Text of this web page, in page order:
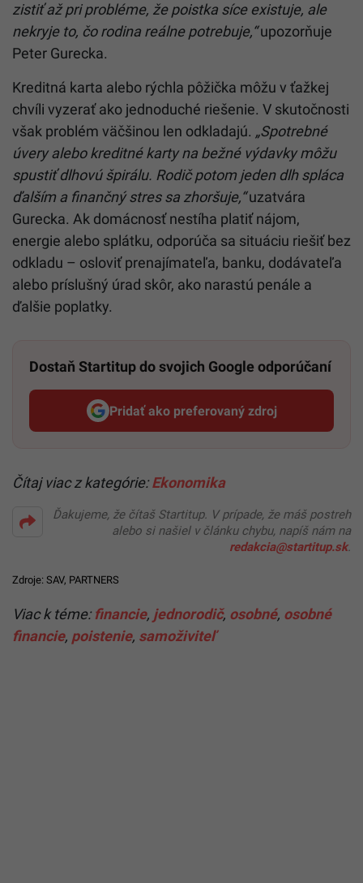
zistiť až pri probléme, že poistka síce existuje, ale
nekryje to, čo rodina reálne potrebuje,“upozorňuje
Peter Gurecka.
Kreditná karta alebo rýchla pôžička môžu v ťažkej
chvíli vyzerať ako jednoduché riešenie. V skutočnosti
však problém väčšinou len odkladajú. „Spotrebné
úvery alebo kreditné karty na bežné výdavky môžu
spustiť dlhovú špirálu. Rodič potom jeden dlh spláca
ďalším a finančný stres sa zhoršuje,“uzatvára
Gurecka. Ak domácnosť nestíha platiť nájom,
energie alebo splátku, odporúča sa situáciu riešiť bez
odkladu – osloviť prenajímateľa, banku, dodávateľa
alebo príslušný úrad skôr, ako narastú penále a
ďalšie poplatky.
Dostaň Startitup do svojich Google odporúčaní
Pridať ako preferovaný zdroj
Startitup, odkaz sa otvorí v
Čítaj viac z kategórie:Ekonomika
Ďakujeme, že čítaš Startitup. V prípade, že máš postreh
alebo si našiel v článku chybu, napíš nám na
redakcia@startitup.sk.
Zdroje: SAV, PARTNERS
Viac k téme: financie, jednorodič, osobné, osobné
financie, poistenie, samoživiteľ